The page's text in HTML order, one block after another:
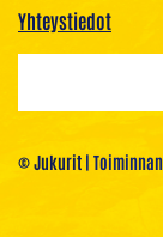
Yhteystiedot
© Jukurit |